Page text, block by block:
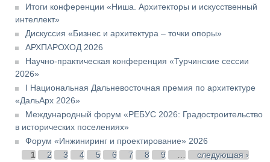
Итоги конференции «Ниша. Архитекторы и искусственный
интеллект»
Дискуссия «Бизнес и архитектура – точки опоры»
АРХПАРОХОД 2026
Научно-практическая конференция «Турчинские сессии
2026»
I Национальная Дальневосточная премия по архитектуре
«ДальАрх 2026»
Международный форум «РЕБУС 2026: Градостроительство
в исторических поселениях»
Форум «Инжиниринг и проектирование» 2026
Страницы
1 2 3 4 5 6 7 8 9
следующая ›